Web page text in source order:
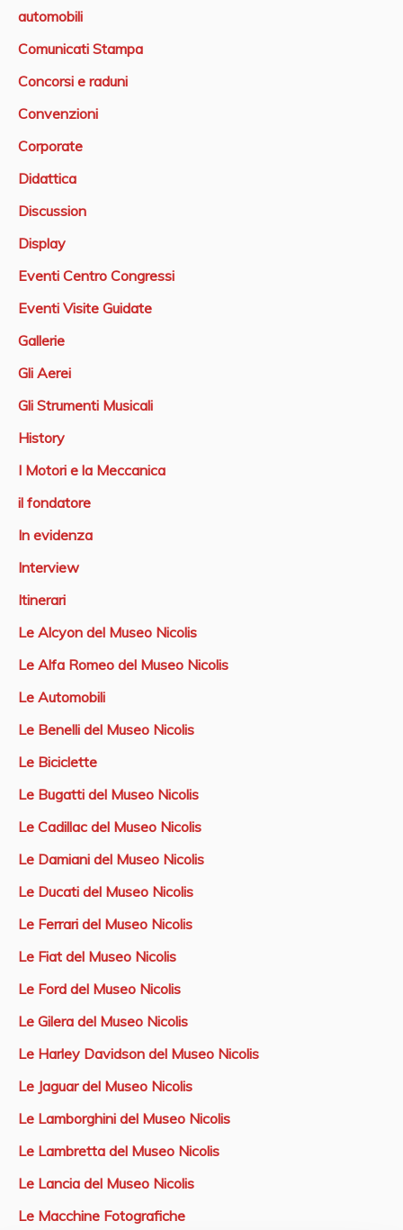
automobili
Comunicati Stampa
Concorsi e raduni
Convenzioni
Corporate
Didattica
Discussion
Display
Eventi Centro Congressi
Eventi Visite Guidate
Gallerie
Gli Aerei
Gli Strumenti Musicali
History
I Motori e la Meccanica
il fondatore
In evidenza
Interview
Itinerari
Le Alcyon del Museo Nicolis
Le Alfa Romeo del Museo Nicolis
Le Automobili
Le Benelli del Museo Nicolis
Le Biciclette
Le Bugatti del Museo Nicolis
Le Cadillac del Museo Nicolis
Le Damiani del Museo Nicolis
Le Ducati del Museo Nicolis
Le Ferrari del Museo Nicolis
Le Fiat del Museo Nicolis
Le Ford del Museo Nicolis
Le Gilera del Museo Nicolis
Le Harley Davidson del Museo Nicolis
Le Jaguar del Museo Nicolis
Le Lamborghini del Museo Nicolis
Le Lambretta del Museo Nicolis
Le Lancia del Museo Nicolis
Le Macchine Fotografiche